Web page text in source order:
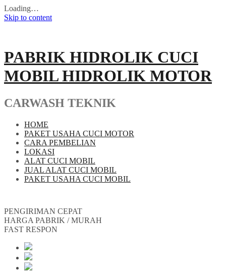
Loading…
Skip to content
PABRIK HIDROLIK CUCI
MOBIL HIDROLIK MOTOR
CARWASH TEKNIK
HOME
PAKET USAHA CUCI MOTOR
CARA PEMBELIAN
LOKASI
ALAT CUCI MOBIL
JUAL ALAT CUCI MOBIL
PAKET USAHA CUCI MOBIL
PENGIRIMAN CEPAT
HARGA PABRIK / MURAH
FAST RESPON